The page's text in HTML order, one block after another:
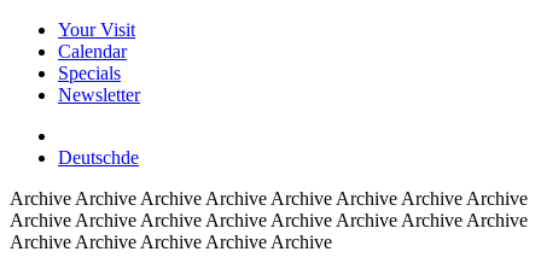
Your Visit
Calendar
Specials
Newsletter
Deutschde
Archive Archive Archive Archive Archive Archive Archive Archive
Archive Archive Archive Archive Archive Archive Archive Archive
Archive Archive Archive Archive Archive